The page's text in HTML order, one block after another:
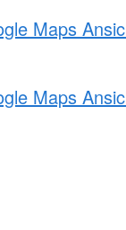
Maps
Maps